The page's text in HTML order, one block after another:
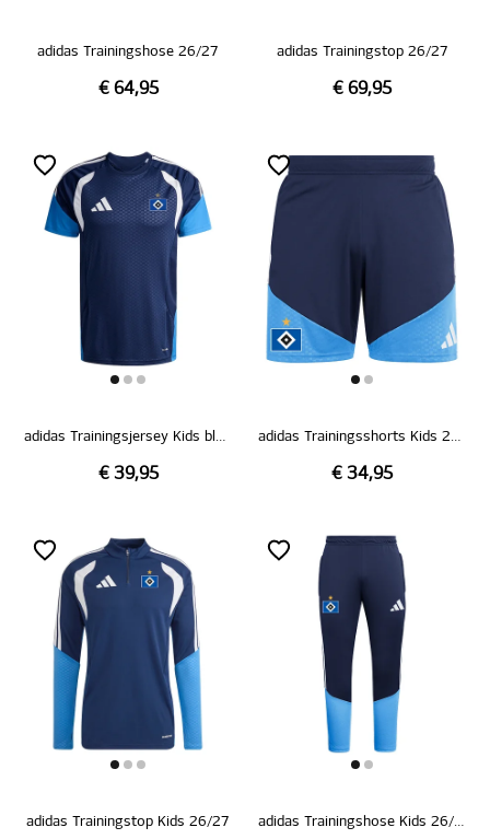
adidas Trainingshose 26/27
€ 64,95
adidas Trainingstop 26/27
€ 69,95
adidas Trainingsjersey Kids blau 26/27
€ 39,95
adidas Trainingsshorts Kids 26/27
€ 34,95
adidas Trainingstop Kids 26/27 adidas Trainingshose Kids 26/27